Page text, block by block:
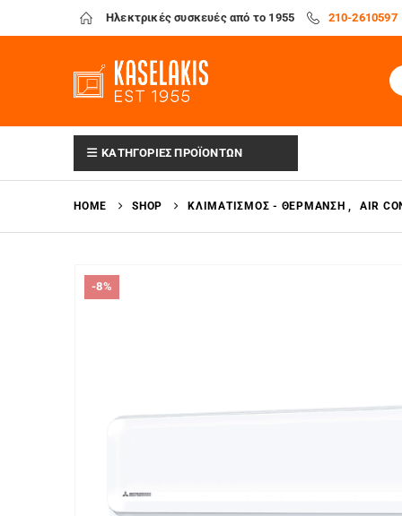
Ηλεκτρικές συσκευές από το 1955 210-2610597
ΚΑΤΗΓΟΡΙΕΣ ΠΡΟΪΟΝΤΩΝ
HOME SHOP ΚΛΙΜΑΤΙΣΜΌΣ - ΘΈΡΜΑΝΣΗ , AIR
-8%